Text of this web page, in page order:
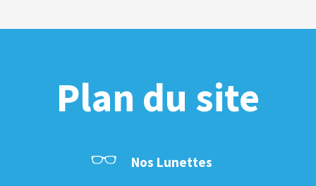
Plan du site
Nos Lunettes